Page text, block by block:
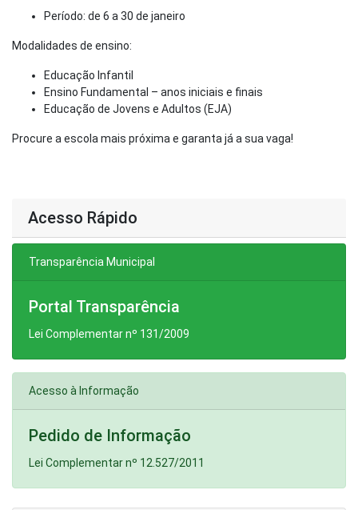
Período: de 6 a 30 de janeiro
Modalidades de ensino:
Educação Infantil
Ensino Fundamental – anos iniciais e finais
Educação de Jovens e Adultos (EJA)
Procure a escola mais próxima e garanta já a sua vaga!
Acesso Rápido
Transparência Municipal
Portal Transparência
Lei Complementar nº 131/2009
Acesso à Informação
Pedido de Informação
Lei Complementar nº 12.527/2011